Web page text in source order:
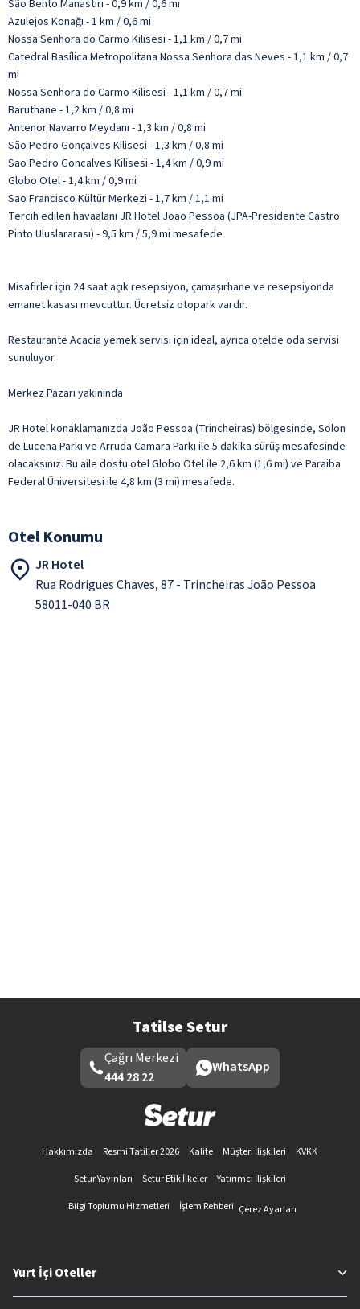
São Bento Manastırı - 0,9 km / 0,6 mi
Azulejos Konağı - 1 km / 0,6 mi
Nossa Senhora do Carmo Kilisesi - 1,1 km / 0,7 mi
Catedral Basílica Metropolitana Nossa Senhora das Neves - 1,1 km / 0,7
mi
Nossa Senhora do Carmo Kilisesi - 1,1 km / 0,7 mi
Baruthane - 1,2 km / 0,8 mi
Antenor Navarro Meydanı - 1,3 km / 0,8 mi
São Pedro Gonçalves Kilisesi - 1,3 km / 0,8 mi
Sao Pedro Goncalves Kilisesi - 1,4 km / 0,9 mi
Globo Otel - 1,4 km / 0,9 mi
Sao Francisco Kültür Merkezi - 1,7 km / 1,1 mi
Tercih edilen havaalanı JR Hotel Joao Pessoa (JPA-Presidente Castro
Pinto Uluslararası) - 9,5 km / 5,9 mi mesafede
Misafirler için 24 saat açık resepsiyon, çamaşırhane ve resepsiyonda
emanet kasası mevcuttur. Ücretsiz otopark vardır.
Restaurante Acacia yemek servisi için ideal, ayrıca otelde oda servisi
sunuluyor.
Merkez Pazarı yakınında
JR Hotel konaklamanızda João Pessoa (Trincheiras) bölgesinde, Solon
de Lucena Parkı ve Arruda Camara Parkı ile 5 dakika sürüş mesafesinde
olacaksınız. Bu aile dostu otel Globo Otel ile 2,6 km (1,6 mi) ve Paraiba
Federal Üniversitesi ile 4,8 km (3 mi) mesafede.
Otel Konumu
JR Hotel
Rua Rodrigues Chaves, 87 - Trincheiras João Pessoa
58011-040 BR
Tatilse Setur
Çağrı Merkezi
444 28 22
WhatsApp
Hakkımızda Resmi Tatiller 2026 Kalite Müşteri İlişkileri
KVKK
Setur Yayınları
Setur Etik İlkeler
Yatırımcı İlişkileri
Bilgi Toplumu Hizmetleri
İşlem Rehberi Çerez Ayarları
Yurt İçi Oteller